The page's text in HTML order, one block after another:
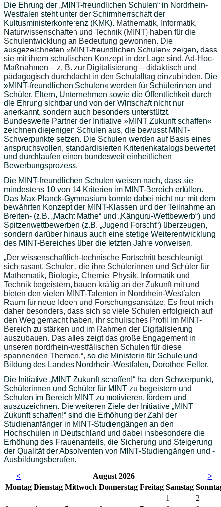
Die Ehrung der „MINT-freundlichen Schulen“ in Nordrhein-
Westfalen steht unter der Schirmherrschaft der
Kultusministerkonferenz (KMK). Mathematik, Informatik,
Naturwissenschaften und Technik (MINT) haben für die
Schulentwicklung an Bedeutung gewonnen. Die
ausgezeichneten »MINT-freundlichen Schulen« zeigen, dass
sie mit ihrem schulischen Konzept in der Lage sind, Ad-Hoc-
Maßnahmen – z. B. zur Digitalisierung – didaktisch und
pädagogisch durchdacht in den Schulalltag einzubinden. Die
»MINT-freundlichen Schulen« werden für Schülerinnen und
Schüler, Eltern, Unternehmen sowie die Öffentlichkeit durch
die Ehrung sichtbar und von der Wirtschaft nicht nur
anerkannt, sondern auch besonders unterstützt.
Bundesweite Partner der Initiative »MINT Zukunft schaffen«
zeichnen diejenigen Schulen aus, die bewusst MINT-
Schwerpunkte setzen. Die Schulen werden auf Basis eines
anspruchsvollen, standardisierten Kriterienkatalogs bewertet
und durchlaufen einen bundesweit einheitlichen
Bewerbungsprozess.
Die MINT-freundlichen Schulen weisen nach, dass sie
mindestens 10 von 14 Kriterien im MINT-Bereich erfüllen.
Das Max-Planck-Gymnasium konnte dabei nicht nur mit dem
bewährten Konzept der MINT-Klassen und der Teilnahme an
Breiten- (z.B. „Macht Mathe“ und „Känguru-Wettbewerb“) und
Spitzenwettbewerben (z.B. „Jugend Forscht“) überzeugen,
sondern darüber hinaus auch eine stetige Weiterentwicklung
des MINT-Bereiches über die letzten Jahre vorweisen.
„Der wissenschaftlich-technische Fortschritt beschleunigt
sich rasant. Schulen, die ihre Schülerinnen und Schüler für
Mathematik, Biologie, Chemie, Physik, Informatik und
Technik begeistern, bauen kräftig an der Zukunft mit und
bieten den vielen MINT-Talenten in Nordrhein-Westfalen
Raum für neue Ideen und Forschungsansätze. Es freut mich
daher besonders, dass sich so viele Schulen erfolgreich auf
den Weg gemacht haben, ihr schulisches Profil im MINT-
Bereich zu stärken und im Rahmen der Digitalisierung
auszubauen. Das alles zeigt das große Engagement in
unseren nordrhein-westfälischen Schulen für diese
spannenden Themen.“, so die Ministerin für Schule und
Bildung des Landes Nordrhein-Westfalen, Dorothee Feller.
Die Initiative „MINT Zukunft schaffen!“ hat den Schwerpunkt,
Schülerinnen und Schüler für MINT zu begeistern und
Schulen im Bereich MINT zu motivieren, fördern und
auszuzeichnen. Die weiteren Ziele der Initiative „MINT
Zukunft schaffen!“ sind die Erhöhung der Zahl der
Studienanfänger in MINT-Studiengängen an den
Hochschulen in Deutschland und dabei insbesondere die
Erhöhung des Frauenanteils, die Sicherung und Steigerung
der Qualität der Absolventen von MINT-Studiengängen und -
Ausbildungsberufen.
<
August 2026
>
Montag Dienstag Mittwoch Donnerstag Freitag Samstag So
1
2